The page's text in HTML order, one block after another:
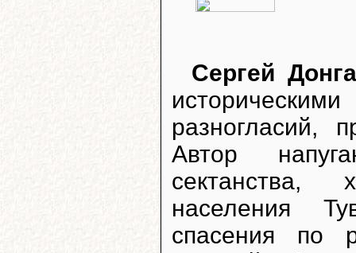
Сергей
разногласий,
Автор
сектанства,
населения
спасения по